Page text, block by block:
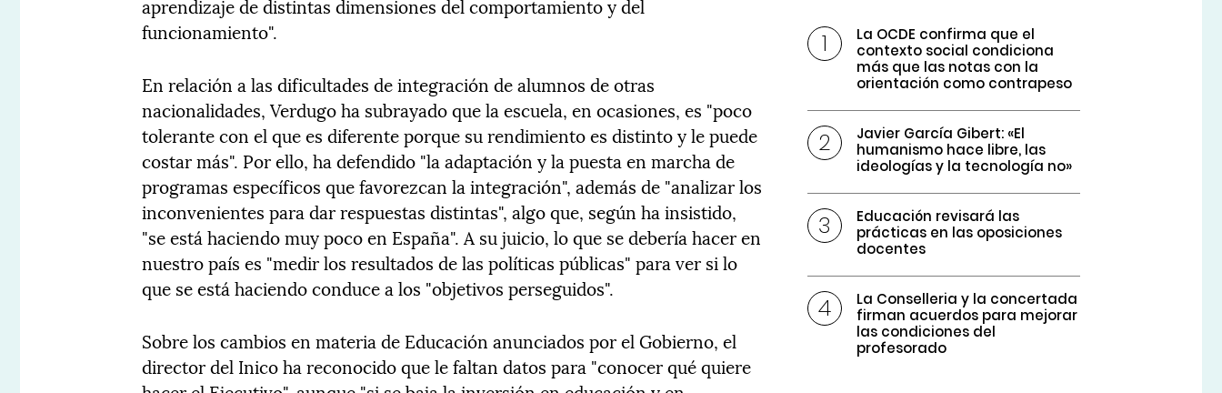
aprendizaje de distintas dimensiones del comportamiento y del
funcionamiento".
En relación a las dificultades de integración de alumnos de otras
nacionalidades, Verdugo ha subrayado que la escuela, en ocasiones, es "poco
tolerante con el que es diferente porque su rendimiento es distinto y le puede
costar más". Por ello, ha defendido "la adaptación y la puesta en marcha de
programas específicos que favorezcan la integración", además de "analizar los
inconvenientes para dar respuestas distintas", algo que, según ha insistido,
"se está haciendo muy poco en España". A su juicio, lo que se debería hacer en
nuestro país es "medir los resultados de las políticas públicas" para ver si lo
que se está haciendo conduce a los "objetivos perseguidos".
Sobre los cambios en materia de Educación anunciados por el Gobierno, el
director del Inico ha reconocido que le faltan datos para "conocer qué quiere
La OCDE confirma que el
contexto social condiciona
más que las notas con la
orientación como contrapeso
Javier García Gibert: «El
humanismo hace libre, las
ideologías y la tecnología no»
Educación revisará las
prácticas en las oposiciones
docentes
La Conselleria y la concertada
firman acuerdos para mejorar
las condiciones del
profesorado